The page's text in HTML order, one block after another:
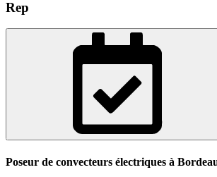
Rep
Poseur de convecteurs électriques à